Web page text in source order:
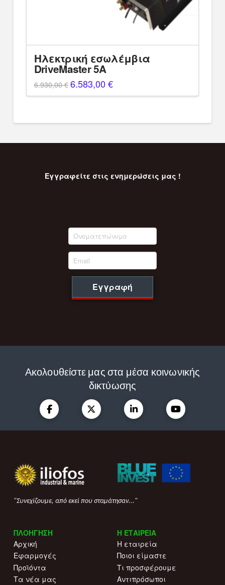
Ηλεκτρική εσωλέμβια
DriveMaster 5A
6.930,00€ Original
price
was:
6.583,00€Η
τρέχουσα
τιμή
Εγγραφείτε στις ενημερώσεις μας !
Εγγραφή
Ακολουθείστε μας στα μέσα κοινωνικής
δικτύωσης
"Συνεχίζουμε, από εκεί που σταμάτησαν..."
ΠΛΟΗΓΗΣΗ
Αρχική
Εφαρμογές
Προϊόντα
Τα νέα μας
Η ΕΤΑΙΡΕΙΑ
Η εταιρεία
Ποιοι είμαστε
Τι προσφέρουμε
Αντιπρόσωποι